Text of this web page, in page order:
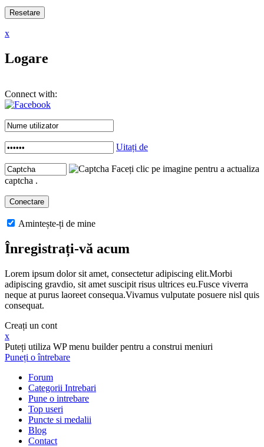
x
Logare
Connect with:
Uitați de
Faceți clic pe imagine pentru a actualiza
captcha .
Amintește-ți de mine
Înregistrați-vă acum
Lorem ipsum dolor sit amet, consectetur adipiscing elit.Morbi
adipiscing gravdio, sit amet suscipit risus ultrices eu.Fusce viverra
neque at purus laoreet consequa.Vivamus vulputate posuere nisl quis
consequat.
Creați un cont
x
Puteți utiliza WP menu builder pentru a construi meniuri
Puneți o întrebare
Forum
Categorii Intrebari
Pune o intrebare
Top useri
Puncte si medalii
Blog
Contact